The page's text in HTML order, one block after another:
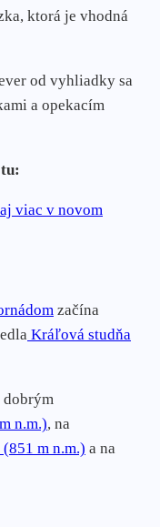
ktorá je vhodná
od vyhliadky sa
a opekacím
viac v novom
začína
Kráľová studňa
dobrým
n.m.), na
m n.m.) a na